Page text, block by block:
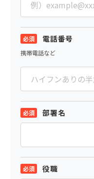
電話番号
携帯電話など
部署名
役職